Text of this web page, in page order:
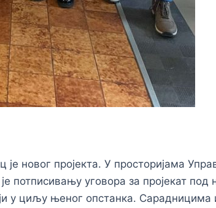
новог пројекта. У просторијама
потписивању уговора за пројекат под
у циљу њеног опстанка.